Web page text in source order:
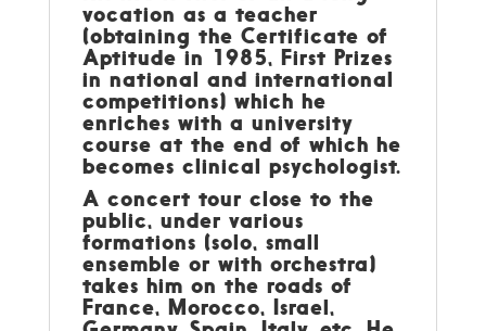
vocation as a teacher
(obtaining the Certificate of
Aptitude in 1985, First Prizes
in national and international
competitions) which he
enriches with a university
course at the end of which he
becomes clinical psychologist.
A concert tour close to the
public, under various
formations (solo, small
ensemble or with orchestra)
takes him on the roads of
France, Morocco, Israel,